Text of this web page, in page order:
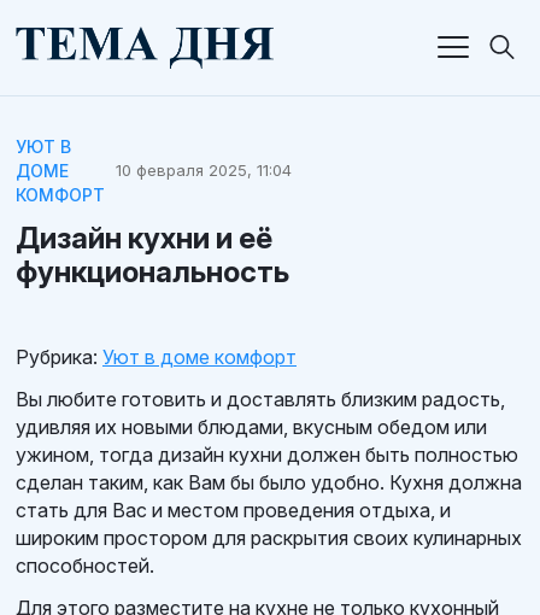
УЮТ В
ДОМЕ
КОМФОРТ
10 февраля 2025, 11:04
Дизайн кухни и её
функциональность
Рубрика: Уют в доме комфорт
Вы любите готовить и доставлять близким радость,
удивляя их новыми блюдами, вкусным обедом или
ужином, тогда дизайн кухни должен быть полностью
сделан таким, как Вам бы было удобно. Кухня должна
стать для Вас и местом проведения отдыха, и
широким простором для раскрытия своих кулинарных
способностей.
Для этого разместите на кухне не только кухонный